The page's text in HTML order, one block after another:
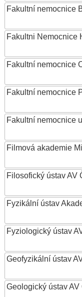
Fakultní nemocnice
Fakultni Nemocnice
Fakultní nemocnice
Fakultní nemocnice
Fakultní nemocnice
Filmová akademie
Filosofický ústav AV
Fyzikální ústav
Fyziologický ústav
Geofyzikální ústav
Geologický ústav AV